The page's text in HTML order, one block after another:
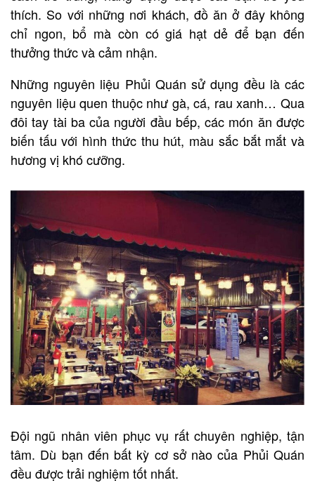
thích. So với những nơi khách, đồ ăn ở đây không
chỉ ngon, bổ mà còn có giá hạt dẻ để bạn đến
thưởng thức và cảm nhận.
Những nguyên liệu Phủi Quán sử dụng đều là các
nguyên liệu quen thuộc như gà, cá, rau xanh… Qua
đôi tay tài ba của người đầu bếp, các món ăn được
biến tấu với hình thức thu hút, màu sắc bắt mắt và
hương vị khó cưỡng.
Đội ngũ nhân viên phục vụ rất chuyên nghiệp, tận
tâm. Dù bạn đến bất kỳ cơ sở nào của Phủi Quán
đều được trải nghiệm tốt nhất.